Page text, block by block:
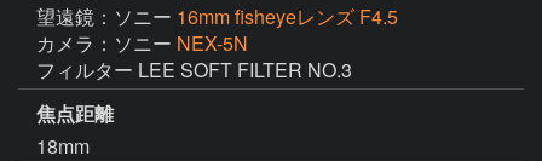
望遠鏡：ソニー 16mm fisheyeレンズ F4.5
カメラ：ソニー NEX-5N
フィルター LEE SOFT FILTER NO.3
焦点距離
18mm